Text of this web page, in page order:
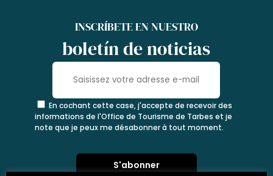
INSCRÍBETE EN NUESTRO
boletín de noticias
En cochant cette case, j'accepte de recevoir des
informations de l'Office de Tourisme de Tarbes et je
note que je peux me désabonner à tout moment.